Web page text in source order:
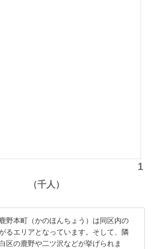
野本町（かのほんちょう）は同区内の
るエリアとなっています。そして、隣
区の鹿野や二ツ沢などが挙げられま